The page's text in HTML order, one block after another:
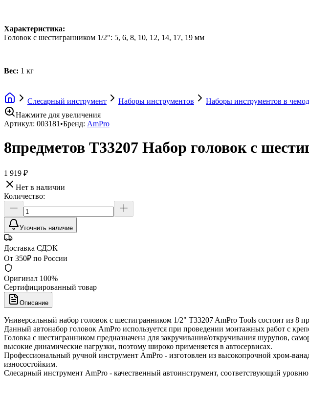
Характеристика:
Головок с шестигранником 1/2": 5, 6, 8, 10, 12, 14, 17, 19 мм
Вес: 1 кг
Слесарный инструмент Наборы инструментов Наборы инструментов в
Нажмите для увеличения
Артикул: 003181 •Бренд: AmPro
8предметов T33207 Набор головок с
1 919 ₽
Нет в наличии
Количество:
Уточнить наличие
Доставка СДЭК
От 350₽ по России
Оригинал 100%
Сертифицированный товар
Описание
Универсальный набор головок с шестигранником 1/2" T33207 AmPro Tools состоит из 8
Данный автонабор головок AmPro используется при проведении монтажных работ с
Головка с шестигранником предназначена для закручивания/откручивания шурупов,
высокие динамические нагрузки, поэтому широко применяется в автосервисах.
Профессиональный ручной инструмент AmPro - изготовлен из высокопрочной хром-
износостойким.
Слесарный инструмент AmPro - качественный автоинструмент, соответствующий